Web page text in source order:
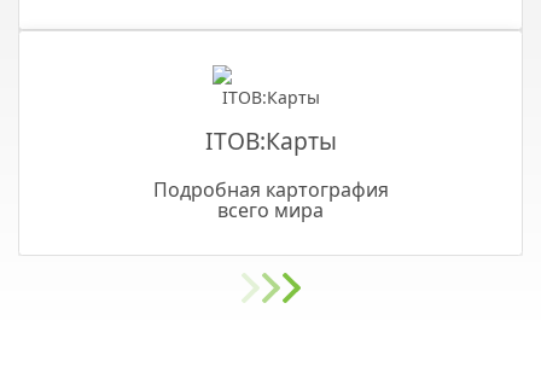
ITOB:Карты
Подробная картография
всего мира